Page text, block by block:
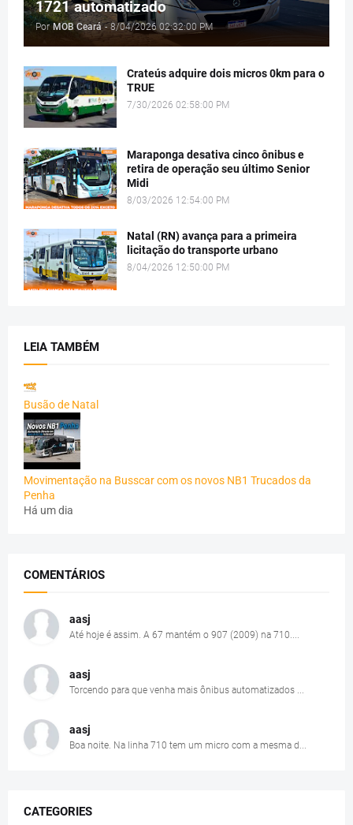
1721 automatizado
Por MOB Ceará - 8/04/2026 02:32:00 PM
Crateús adquire dois micros 0km para o
TRUE
7/30/2026 02:58:00 PM
Maraponga desativa cinco ônibus e
retira de operação seu último Senior
Midi
8/03/2026 12:54:00 PM
Natal (RN) avança para a primeira
licitação do transporte urbano
8/04/2026 12:50:00 PM
LEIA TAMBÉM
Busão de Natal
Movimentação na Busscar com os novos NB1 Trucados da
Penha
Há um dia
COMENTÁRIOS
aasj
Até hoje é assim. A 67 mantém o 907 (2009) na 710....
aasj
Torcendo para que venha mais ônibus automatizados ...
aasj
Boa noite. Na linha 710 tem um micro com a mesma d...
CATEGORIES